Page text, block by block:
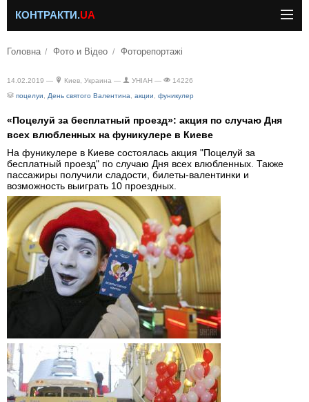
КОНТРАКТИ.UA
Головна Фото и Відео Фоторепортажі
14.02.2019 — Киев, Украина — УНІАН —
14226
поцелуи
День святого Валентина акции фуникулер
«Поцелуй за бесплатный проезд»: акция по случаю Дня
всех влюбленных на фуникулере в Киеве
На фуникулере в Киеве состоялась акция "Поцелуй за
бесплатный проезд" по случаю Дня всех влюбленных. Также
пассажиры получили сладости, билеты-валентинки и
возможность выиграть 10 проездных.